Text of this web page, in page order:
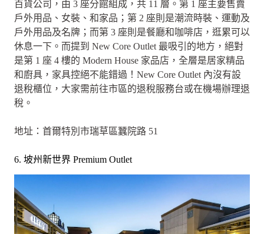
百貨公司，由 3 座分館組成，共 11 層。第 1 座主要售賣
戶外用品、女裝、和家品；第 2 座則是潮流時裝、運動及
戶外用品及名牌；而第 3 座則是餐廳和咖啡店，逛累可以
休息一下。而提到 New Core Outlet 最吸引的地方，絕對
是第 1 座 4 樓的 Modern House 家品店，全層是居家精品
和廚具，家具控絕不能錯過！New Core Outlet 內沒有設
退稅櫃位，大家需前往市區的退稅服務台或在機場辦理退
稅。
地址：首爾特別市瑞草區蠶院路 51
6. 坡州新世界 Premium Outlet